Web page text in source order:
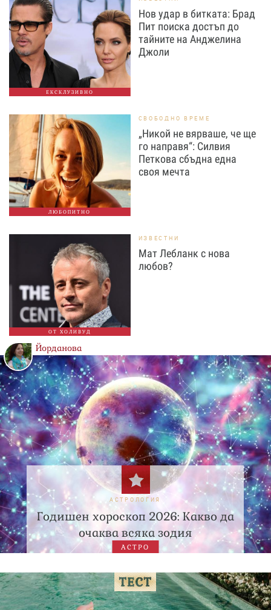
ЕКСКЛУЗИВНО
Нов удар в битката: Брад
Пит поиска достъп до
тайните на Анджелина
Джоли
ЛЮБОПИТНО
СВОБОДНО ВРЕМЕ
„Никой не вярваше, че ще
го направя“: Силвия
Петкова сбъдна една
своя мечта
ОТ ХОЛИВУД
ИЗВЕСТНИ
Мат Лебланк с нова
любов?
Йорданова
АСТРОЛОГИЯ
Годишен хороскоп 2026: Какво да
очаква всяка зодия
АСТРО